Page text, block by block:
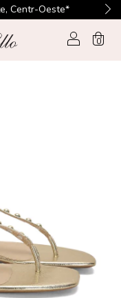
Centr-Oeste*
0